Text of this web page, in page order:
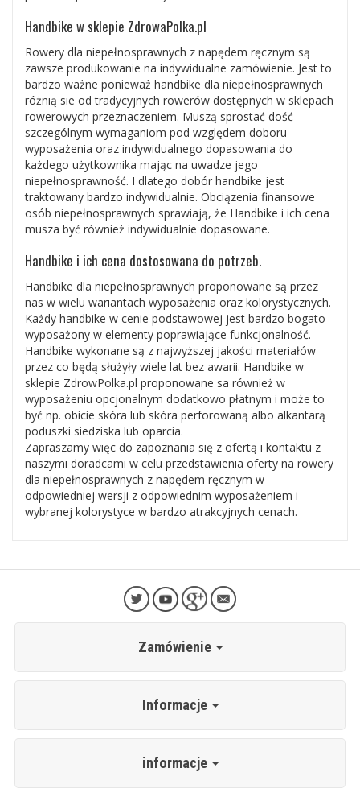
Handbike w sklepie ZdrowaPolka.pl
Rowery dla niepełnosprawnych z napędem ręcznym są
zawsze produkowanie na indywidualne zamówienie. Jest to
bardzo ważne ponieważ handbike dla niepełnosprawnych
różnią sie od tradycyjnych rowerów dostępnych w sklepach
rowerowych przeznaczeniem. Muszą sprostać dość
szczególnym wymaganiom pod względem doboru
wyposażenia oraz indywidualnego dopasowania do
każdego użytkownika mając na uwadze jego
niepełnosprawność. I dlatego dobór handbike jest
traktowany bardzo indywidualnie. Obciązenia finansowe
osób niepełnosprawnych sprawiają, że Handbike i ich cena
musza być również indywidualnie dopasowane.
Handbike i ich cena dostosowana do potrzeb.
Handbike dla niepełnosprawnych proponowane są przez
nas w wielu wariantach wyposażenia oraz kolorystycznych.
Każdy handbike w cenie podstawowej jest bardzo bogato
wyposażony w elementy poprawiające funkcjonalność.
Handbike wykonane są z najwyższej jakości materiałów
przez co będą służyły wiele lat bez awarii. Handbike w
sklepie ZdrowPolka.pl proponowane sa również w
wyposażeniu opcjonalnym dodatkowo płatnym i może to
być np. obicie skóra lub skóra perforowaną albo alkantarą
poduszki siedziska lub oparcia.
Zapraszamy więc do zapoznania się z ofertą i kontaktu z
naszymi doradcami w celu przedstawienia oferty na rowery
dla niepełnosprawnych z napędem ręcznym w
odpowiedniej wersji z odpowiednim wyposażeniem i
wybranej kolorystyce w bardzo atrakcyjnych cenach.
Zamówienie
Informacje
informacje